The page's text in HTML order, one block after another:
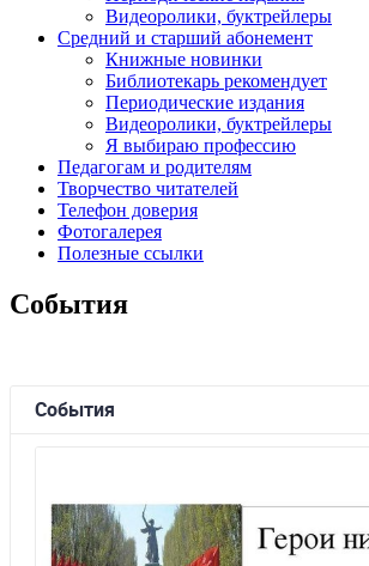
Видеоролики, буктрейлеры
Средний и старший абонемент
Книжные новинки
Библиотекарь рекомендует
Периодические издания
Видеоролики, буктрейлеры
Я выбираю профессию
Педагогам и родителям
Творчество читателей
Телефон доверия
Фотогалерея
Полезные ссылки
События